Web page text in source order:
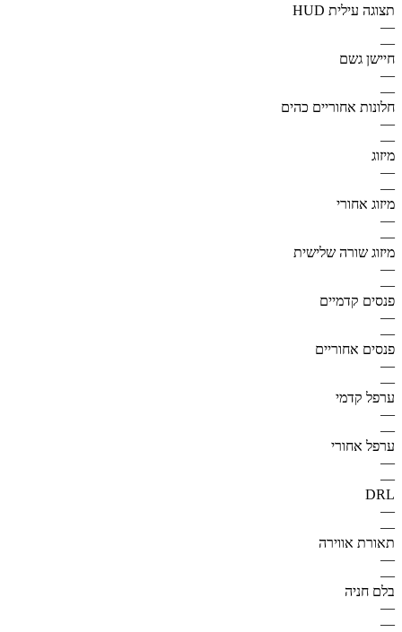
תצוגה עילית HUD
—
—
חיישן גשם
—
—
חלונות אחוריים כהים
—
—
מיזוג
—
—
מיזוג אחורי
—
—
מיזוג שורה שלישית
—
—
פנסים קדמיים
—
—
פנסים אחוריים
—
—
ערפל קדמי
—
—
ערפל אחורי
—
—
DRL
—
—
תאורת אווירה
—
—
בלם חניה
—
—